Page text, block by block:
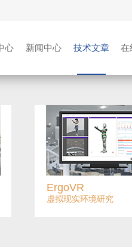
心 新闻中心 技术文章 在
ErgoVR
虚拟现实环境研究